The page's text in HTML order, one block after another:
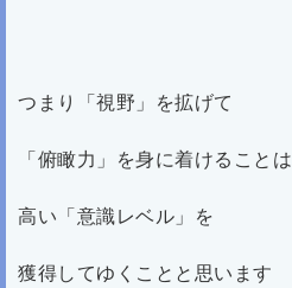
つまり「視野」を拡げて
「俯瞰力」を身に着けることは
高い「意識レベル」を
獲得してゆくことと思います